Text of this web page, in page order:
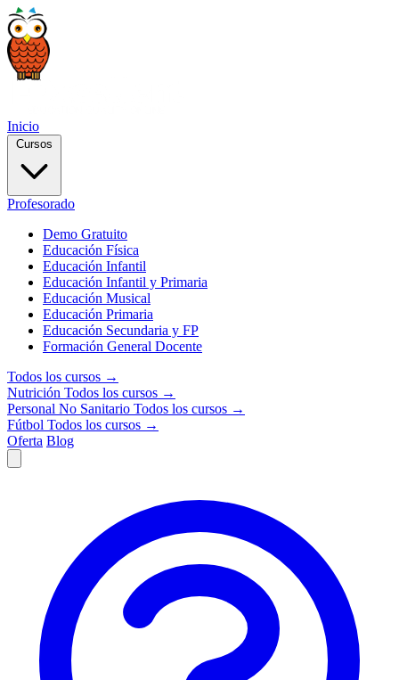
Inicio
Cursos
Profesorado
Demo Gratuito
Educación Física
Educación Infantil
Educación Infantil y Primaria
Educación Musical
Educación Primaria
Educación Secundaria y FP
Formación General Docente
Todos los cursos →
Nutrición Todos los cursos →
Personal No Sanitario Todos los cursos →
Fútbol Todos los cursos →
Oferta Blog